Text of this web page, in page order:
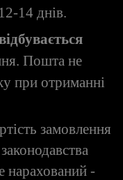
14 днів.
Пошта не
при отриманні
замовлення
нарахований -